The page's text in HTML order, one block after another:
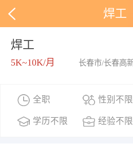
焊工
焊工
5K~10K/月
全职 性别不限
学历不限 经验不限